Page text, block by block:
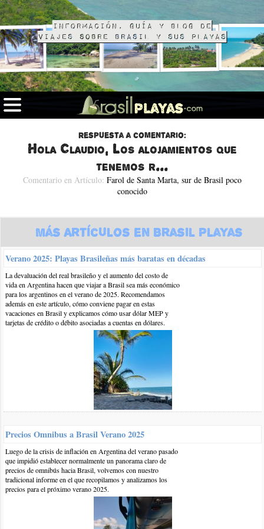
Información, guía y blog de
viajes sobre Brasil y sus playas
Respuesta a comentario:
Hola Claudio, Los alojamientos que
tenemos r...
Comentario en Artículo: Farol de Santa Marta, sur de Brasil poco
conocido
7-sep-2018 | por BrasilPlayas
Marta son los siguientes:
https://www.brasilplayas.com/alojamiento/hoteles-posadas-
albergues/Farol...
Con respecto a la ruta para llegar, calculamos que hoy en día lo
mejor es ir via Curitiba y luego bajar hasta Laguna.
Más Artículos en Brasil Playas
Verano 2025: Playas Brasileñas más baratas en décadas
La devaluación del real brasileño y el aumento del costo de
vida en Argentina hacen que viajar a Brasil sea más económico
para los argentinos en el verano de 2025. Recomendamos
además en este artículo, cómo conviene pagar en estas
vacaciones en Brasil y explicamos cómo usar dólar MEP y
tarjetas de crédito o débito asociadas a cuentas en dólares.
Precios Omnibus a Brasil Verano 2025
Luego de la crisis de inflación en Argentina del verano pasado
que impidió establecer normalmente un panorama claro de
precios de omnibús hacia Brasil, volvemos con nuestro
tradicional informe en el que recopilamos y analizamos los
precios para el próximo verano 2025.